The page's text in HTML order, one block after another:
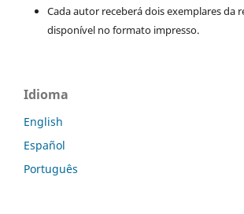
Cada autor receberá dois exemplares da
disponível no formato impresso.
Idioma
English
Español
Português